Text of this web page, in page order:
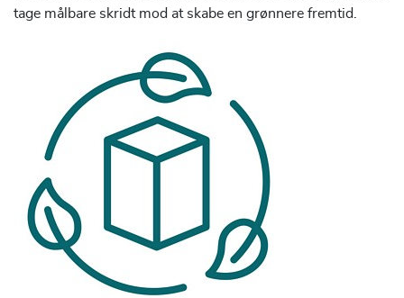
tage målbare skridt mod at skabe en grønnere fremtid.